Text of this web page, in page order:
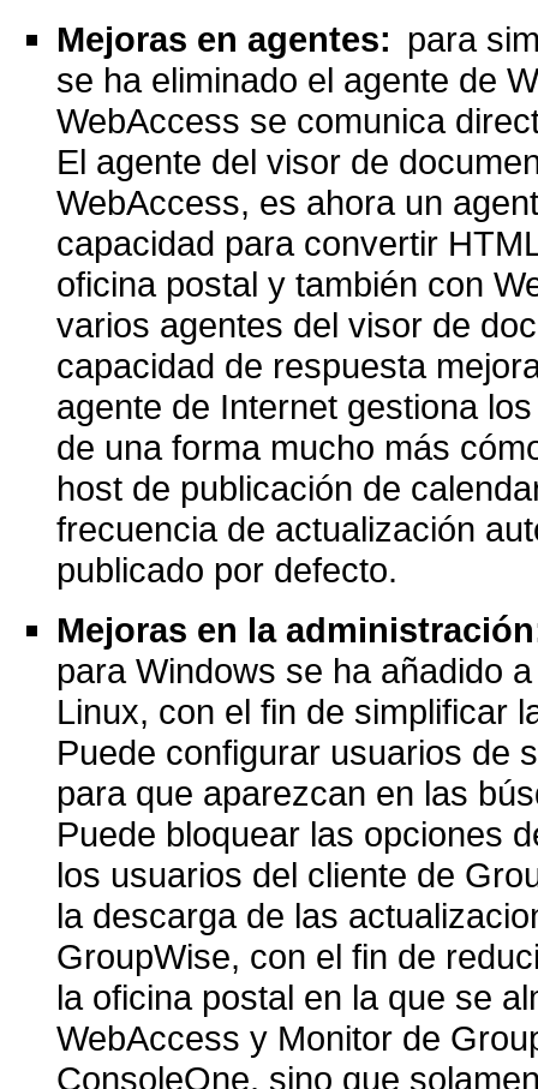
Mejoras en agentes: para
se ha eliminado el agente de
WebAccess se comunica
El agente del visor de
WebAccess, es ahora un
capacidad para convertir
oficina postal y también con
varios agentes del visor de
capacidad de respuesta
agente de Internet gestiona
de una forma mucho más
host de publicación de
frecuencia de actualización
publicado por defecto.
Mejoras en la
para Windows se ha añadido
Linux, con el fin de simplificar
Puede configurar usuarios de
para que aparezcan en las
Puede bloquear las opciones
los usuarios del cliente de
la descarga de las
GroupWise, con el fin de
la oficina postal en la que se
WebAccess y Monitor de
ConsoleOne, sino que